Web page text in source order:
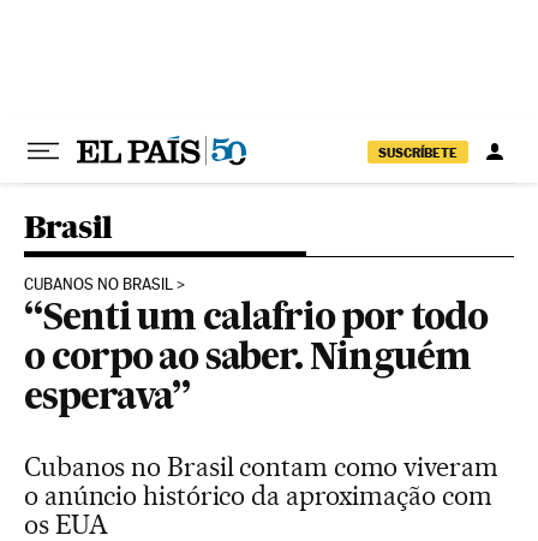
SUSCRÍBETE
Brasil
CUBANOS NO BRASIL
“Senti um calafrio por todo
o corpo ao saber. Ninguém
esperava”
Cubanos no Brasil contam como viveram
o anúncio histórico da aproximação com
os EUA